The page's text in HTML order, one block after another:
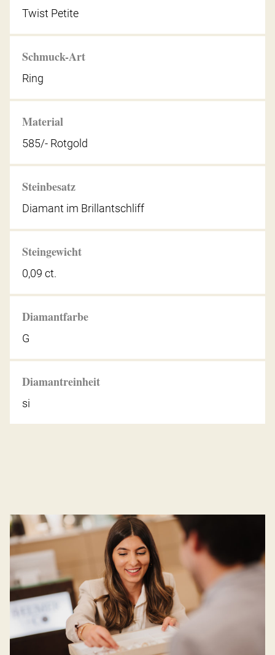
Twist Petite
Schmuck-Art
Ring
Material
585/- Rotgold
Steinbesatz
Diamant im Brillantschliff
Steingewicht
0,09 ct.
Diamantfarbe
G
Diamantreinheit
si